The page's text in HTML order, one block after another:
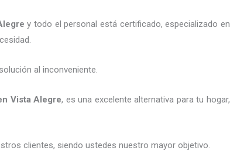
y todo el personal está certificado, especializado en
al inconveniente.
Vista Alegre, es una excelente alternativa para tu hogar,
clientes, siendo ustedes nuestro mayor objetivo.